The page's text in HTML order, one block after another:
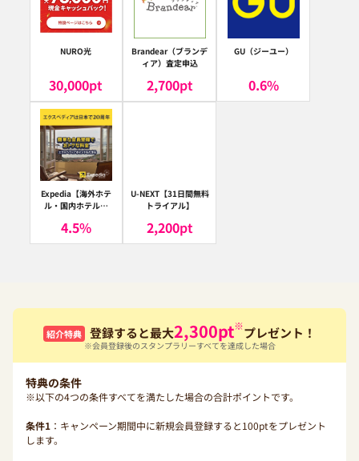
NURO光
30,000pt
Brandear（ブランデ
ィア）査定申込
2,700pt
GU（ジーユー）
0.6%
Expedia【海外ホテ
ル・国内ホテル予
ア）
4.5%
U-NEXT【31日間無料
トライアル】
2,200pt
紹介特典 登録すると最大2,300pt※プレゼント！
※会員登録後のスタンプラリーすべてを達成した場合
特典の条件
※以下の4つの条件すべてを満たした場合の合計ポイントです。
条件1 ：キャンペーン期間中に新規会員登録すると100ptをプレゼント
します。